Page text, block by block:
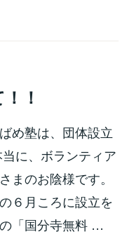
！
め塾は、団体設立
に、ボランティア
まのお陰様です。
６月ころに設立を
「国分寺無料 …